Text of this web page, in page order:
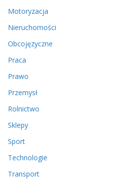
Motoryzacja
Nieruchomości
Obcojęzyczne
Praca
Prawo
Przemysł
Rolnictwo
Sklepy
Sport
Technologie
Transport